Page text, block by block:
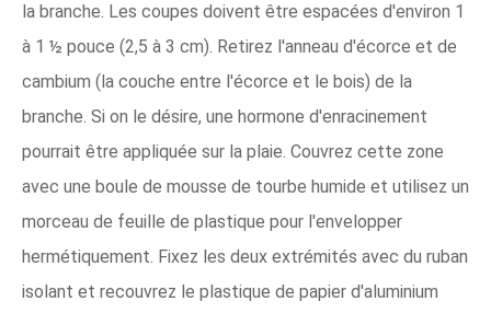
la branche. Les coupes doivent être espacées d'environ 1
à 1 ½ pouce (2,5 à 3 cm). Retirez l'anneau d'écorce et de
cambium (la couche entre l'écorce et le bois) de la
branche. Si on le désire, une hormone d'enracinement
pourrait être appliquée sur la plaie. Couvrez cette zone
avec une boule de mousse de tourbe humide et utilisez un
morceau de feuille de plastique pour l'envelopper
hermétiquement. Fixez les deux extrémités avec du ruban
isolant et recouvrez le plastique de papier d'aluminium